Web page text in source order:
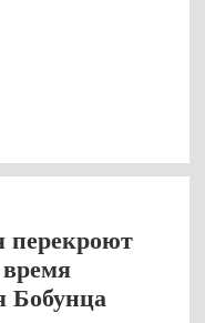
перекроют
Бобунца